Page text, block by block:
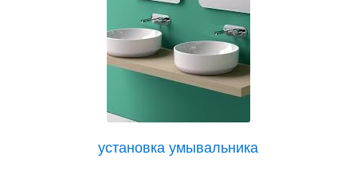
установка умывальника